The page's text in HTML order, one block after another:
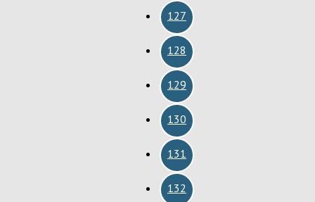
127
128
129
130
131
132